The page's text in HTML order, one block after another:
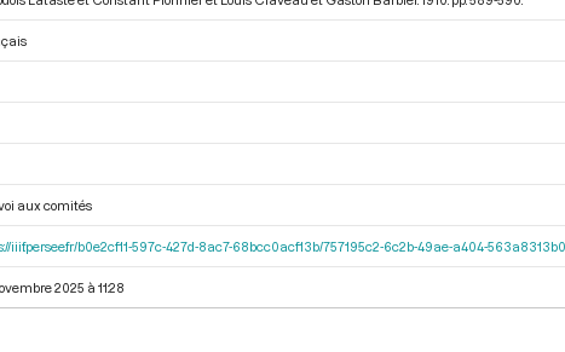
aux comités
iiif.persee.fr/b0e2cf11-597c-427d-8ac7-68bcc0acf13b/757195c2-6c2b-49ae-a404-
2025 à 11:28